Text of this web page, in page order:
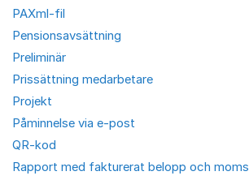
PAXml-fil
Pensionsavsättning
Preliminär
Prissättning medarbetare
Projekt
Påminnelse via e-post
QR-kod
Rapport med fakturerat belopp och moms